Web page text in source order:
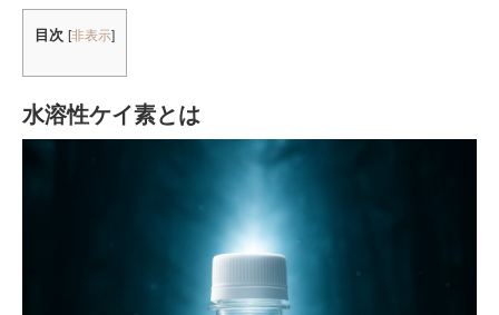
目次 [非表示]
水溶性ケイ素とは